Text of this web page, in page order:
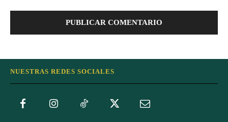
NUESTRAS REDES SOCIALES